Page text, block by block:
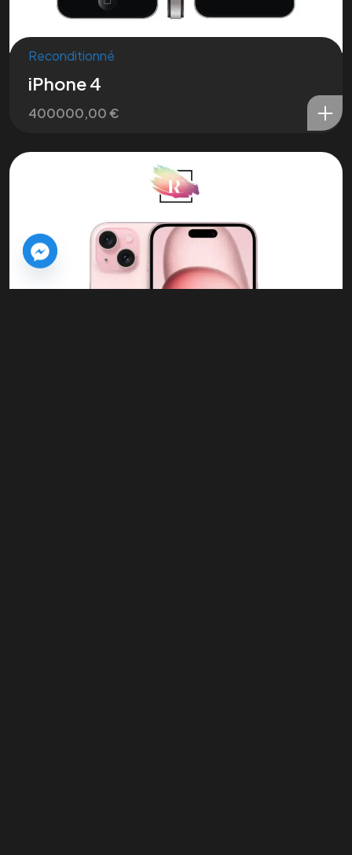
Reconditionné
iPhone 4
400000,00€
Tous droits réservés © Retina Concept -
2025
Édité par OptimaTech
Politique de confidentialité Mention légale